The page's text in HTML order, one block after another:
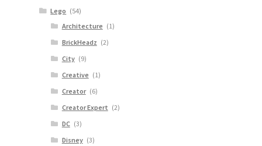
Lego (54)
Architecture (1)
BrickHeadz (2)
City (9)
Creative (1)
Creator (6)
Creator Expert (2)
DC (3)
Disney (3)